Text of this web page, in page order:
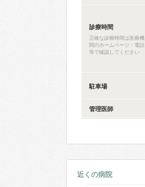
診療時間
正確な診療時間は医療機
関のホームページ・電話
等で確認してください
駐車場
管理医師
近くの病院